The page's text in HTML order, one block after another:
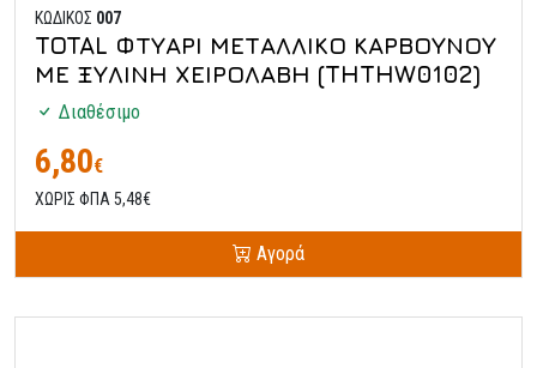
ΚΩΔΙΚΟΣ 007
TOTAL ΦΤΥΑΡΙ ΜΕΤΑΛΛΙΚΟ ΚΑΡΒΟΥΝΟΥ
ΜΕ ΞΥΛΙΝΗ ΧΕΙΡΟΛΑΒΗ (THTHW0102)
Διαθέσιμο
6,80€
ΧΩΡΙΣ ΦΠΑ 5,48€
Αγορά